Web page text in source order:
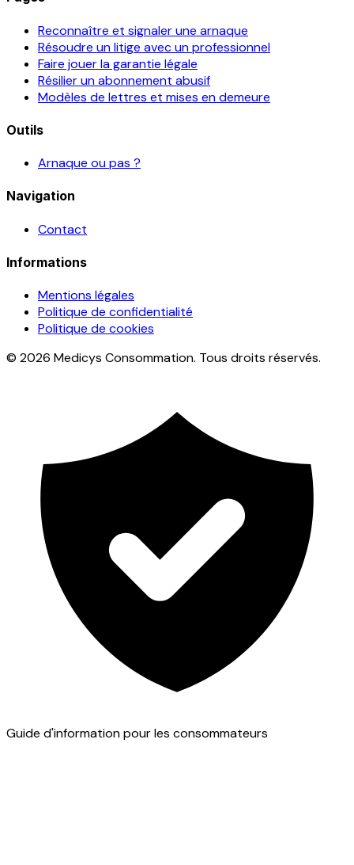
Reconnaître et signaler une arnaque
Résoudre un litige avec un professionnel
Faire jouer la garantie légale
Résilier un abonnement abusif
Modèles de lettres et mises en demeure
Outils
Arnaque ou pas ?
Navigation
Contact
Informations
Mentions légales
Politique de confidentialité
Politique de cookies
© 2026 Medicys Consommation. Tous droits réservés.
Guide d'information pour les consommateurs